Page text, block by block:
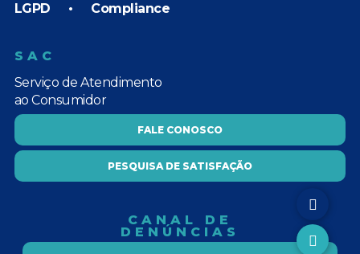
LGPD • Compliance
SAC
Serviço de Atendimento
ao Consumidor
FALE CONOSCO
PESQUISA DE SATISFAÇÃO
CANAL DE
DENÚNCIAS